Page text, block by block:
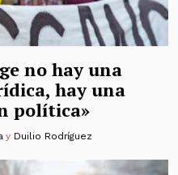
no hay una
hay una
política»
y Duilio Rodríguez